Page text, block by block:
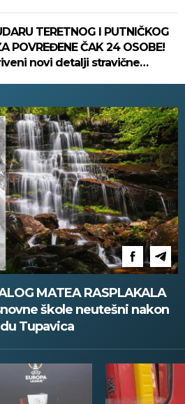
TERETNOG I PUTNIČKOG
POVREĐENE ČAK 24 OSOBE!
novi detalji stravične
MATEA RASPLAKALA
škole neutešni nakon
Tupavica